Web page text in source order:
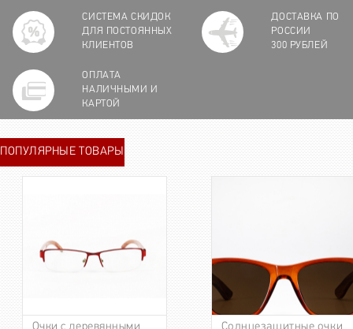
СИСТЕМА СКИДОК
ДЛЯ ПОСТОЯННЫХ
КЛИЕНТОВ
ДОСТАВКА ПО
РОССИИ
300 РУБЛЕЙ
ОПЛАТА
НАЛИЧНЫМИ И
КАРТОЙ
ПОПУЛЯРНЫЕ ТОВАРЫ